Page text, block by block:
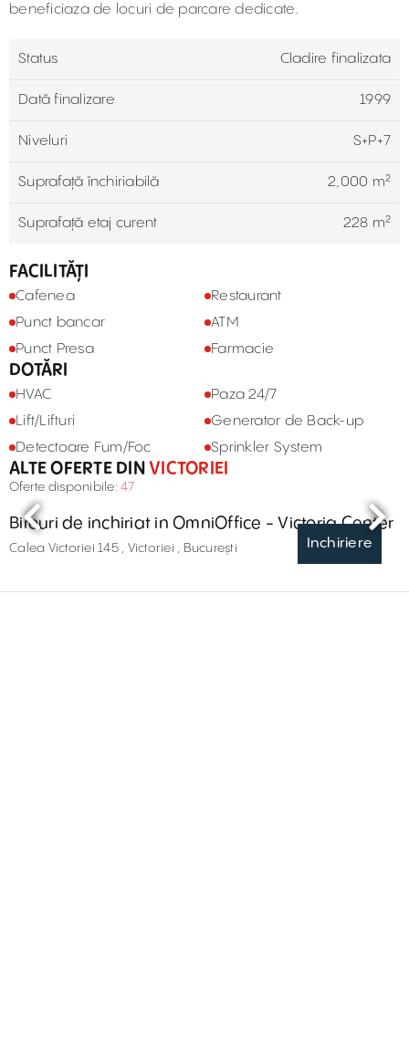
beneficiaza de locuri de parcare dedicate.
Status Cladire finalizata
Dată finalizare 1999
Niveluri S+P+7
Suprafață închiriabilă 2,000 m²
Suprafață etaj curent 228 m²
FACILITĂȚI
Cafenea
Restaurant
Punct bancar
ATM
Punct Presa
Farmacie
DOTĂRI
HVAC
Paza 24/7
Lift/Lifturi
Generator de Back-up
Detectoare Fum/Foc
Sprinkler System
ALTE OFERTE DINVICTORIEI
Oferte disponibile: 47
Inchiriere
Birouri de inchiriat in OmniOffice - Victoria Center
Calea Victoriei 145 , Victoriei , București